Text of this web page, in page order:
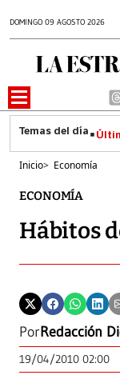
DOMINGO 09 AGOSTO 2026
Inicio> Economía
ECONOMÍA
Hábitos
PorRedacción
19/04/2010 02:00